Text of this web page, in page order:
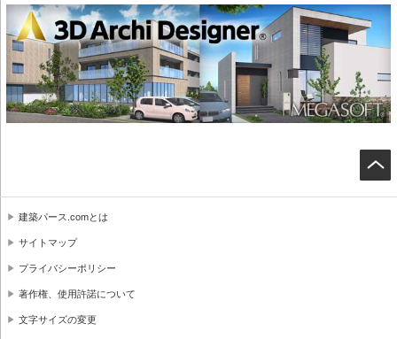
建築パース.comとは
サイトマップ
プライバシーポリシー
著作権、使用許諾について
文字サイズの変更